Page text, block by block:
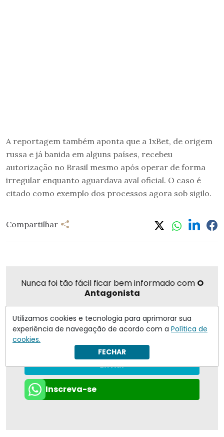
A reportagem também aponta que a 1xBet, de origem
russa e já banida em alguns países, recebeu
autorização no Brasil mesmo após operar de forma
irregular enquanto aguardava aval oficial. O caso é
citado como exemplo dos processos agora sob sigilo.
Compartilhar
Nunca foi tão fácil ficar bem informado com O
Antagonista
Eu concordo em receber notificações | Para obter mais
informações reveja nossaPolítica de Privacidade
Enviar
Inscreva-se
Utilizamos cookies e tecnologia para aprimorar sua
experiência de navegação de acordo com a Política de
cookies.
FECHAR